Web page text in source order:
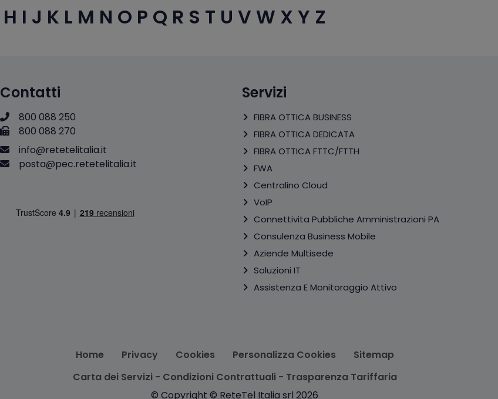
H I J K L M N O P Q R S T U V W X Y Z
Contatti
800 088 250
800 088 270
info@retetelitalia.it
posta@pec.retetelitalia.it
Servizi
FIBRA OTTICA BUSINESS
FIBRA OTTICA DEDICATA
FIBRA OTTICA FTTC/FTTH
FWA
Centralino Cloud
VoIP
Connettivita Pubbliche Amministrazioni PA
Consulenza Business Mobile
Aziende Multisede
Soluzioni IT
Assistenza E Monitoraggio Attivo
Home Privacy Cookies Personalizza Cookies
Sitemap
Carta dei Servizi - Condizioni Contrattuali - Trasparenza Tariffaria
© Copyright © ReteTel Italia srl 2026